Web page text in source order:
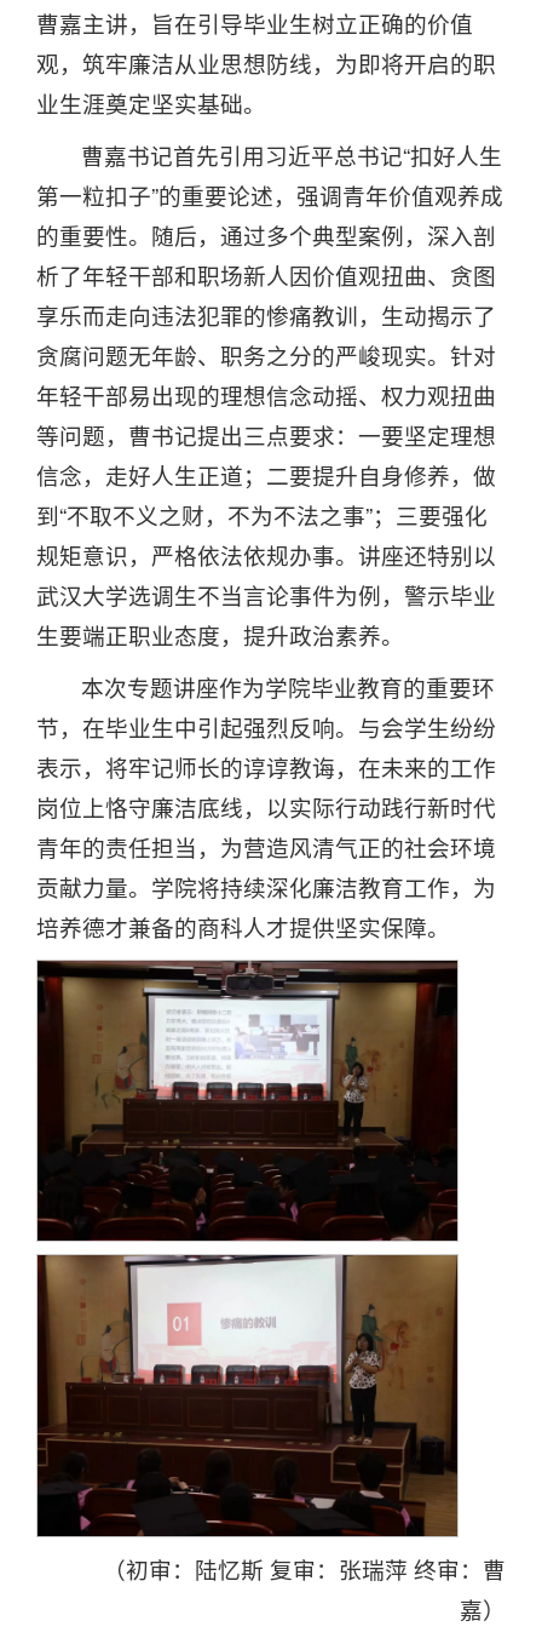
曹嘉主讲，旨在引导毕业生树立正确的价值
观，筑牢廉洁从业思想防线，为即将开启的职
业生涯奠定坚实基础。
曹嘉书记首先引用习近平总书记“扣好人生
第一粒扣子”的重要论述，强调青年价值观养成
的重要性。随后，通过多个典型案例，深入剖
析了年轻干部和职场新人因价值观扭曲、贪图
享乐而走向违法犯罪的惨痛教训，生动揭示了
贪腐问题无年龄、职务之分的严峻现实。针对
年轻干部易出现的理想信念动摇、权力观扭曲
等问题，曹书记提出三点要求：一要坚定理想
信念，走好人生正道；二要提升自身修养，做
到“不取不义之财，不为不法之事”；三要强化
规矩意识，严格依法依规办事。讲座还特别以
武汉大学选调生不当言论事件为例，警示毕业
生要端正职业态度，提升政治素养。
本次专题讲座作为学院毕业教育的重要环
节，在毕业生中引起强烈反响。与会学生纷纷
表示，将牢记师长的谆谆教诲，在未来的工作
岗位上恪守廉洁底线，以实际行动践行新时代
青年的责任担当，为营造风清气正的社会环境
贡献力量。学院将持续深化廉洁教育工作，为
培养德才兼备的商科人才提供坚实保障。
（初审：陆忆斯 复审：张瑞萍 终审：曹
嘉）